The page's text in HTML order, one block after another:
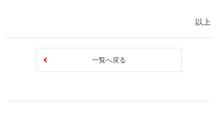
以上
一覧へ戻る